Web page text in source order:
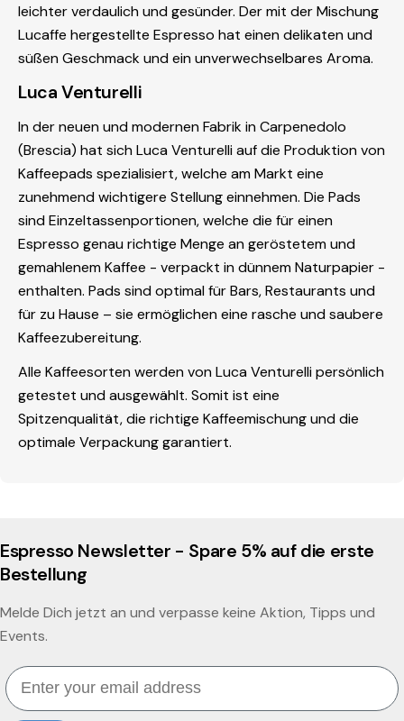
leichter verdaulich und gesünder. Der mit der Mischung
Lucaffe hergestellte Espresso hat einen delikaten und
süßen Geschmack und ein unverwechselbares Aroma.
Luca Venturelli
In der neuen und modernen Fabrik in Carpenedolo
(Brescia) hat sich Luca Venturelli auf die Produktion von
Kaffeepads spezialisiert, welche am Markt eine
zunehmend wichtigere Stellung einnehmen. Die Pads
sind Einzeltassenportionen, welche die für einen
Espresso genau richtige Menge an geröstetem und
gemahlenem Kaffee - verpackt in dünnem Naturpapier -
enthalten. Pads sind optimal für Bars, Restaurants und
für zu Hause – sie ermöglichen eine rasche und saubere
Kaffeezubereitung.
Alle Kaffeesorten werden von Luca Venturelli persönlich
getestet und ausgewählt. Somit ist eine
Spitzenqualität, die richtige Kaffeemischung und die
optimale Verpackung garantiert.
Espresso Newsletter - Spare 5% auf die erste
Bestellung
Melde Dich jetzt an und verpasse keine Aktion, Tipps und
Events.
Email